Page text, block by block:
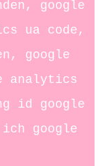
google
ua code,
google
analytics
id google
google